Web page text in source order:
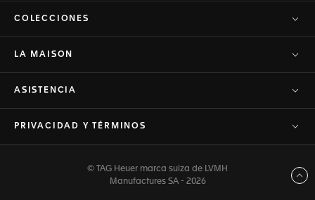
COLECCIONES
LA MAISON
ASISTENCIA
PRIVACIDAD Y TÉRMINOS
© TAG Heuer marca suiza de LVMH
Manufactures SA - 2026
Volver arriba